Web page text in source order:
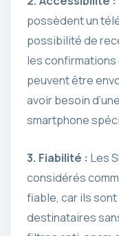
possèdent un
possibilité de
les
peuvent être
avoir besoin
smartphone
3. Fiabilité : Les
considérés
fiable, car ils
destinataires